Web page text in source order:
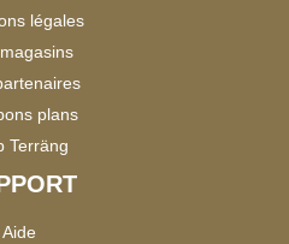
légales
plans
Terräng
Aide